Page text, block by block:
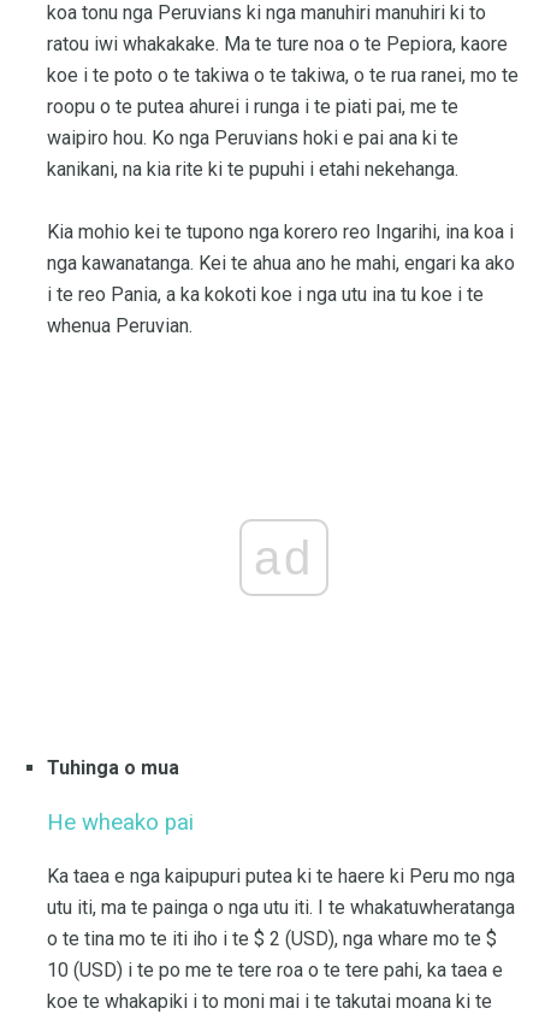
koa tonu nga Peruvians ki nga manuhiri manuhiri ki to
ratou iwi whakakake. Ma te ture noa o te Pepiora, kaore
koe i te poto o te takiwa o te takiwa, o te rua ranei, mo te
roopu o te putea ahurei i runga i te piati pai, me te
waipiro hou. Ko nga Peruvians hoki e pai ana ki te
kanikani, na kia rite ki te pupuhi i etahi nekehanga.
Kia mohio kei te tupono nga korero reo Ingarihi, ina koa i
nga kawanatanga. Kei te ahua ano he mahi, engari ka ako
i te reo Pania, a ka kokoti koe i nga utu ina tu koe i te
whenua Peruvian.
ad
Tuhinga o mua
He wheako pai
Ka taea e nga kaipupuri putea ki te haere ki Peru mo nga
utu iti, ma te painga o nga utu iti. I te whakatuwheratanga
o te tina mo te iti iho i te $ 2 (USD), nga whare mo te $
10 (USD) i te po me te tere roa o te tere pahi, ka taea e
koe te whakapiki i to moni mai i te takutai moana ki te